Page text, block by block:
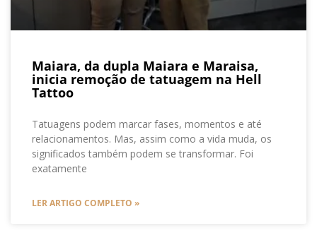
Maiara, da dupla Maiara e Maraisa,
inicia remoção de tatuagem na Hell
Tattoo
Tatuagens podem marcar fases, momentos e até
relacionamentos. Mas, assim como a vida muda, os
significados também podem se transformar. Foi
exatamente
LER ARTIGO COMPLETO »